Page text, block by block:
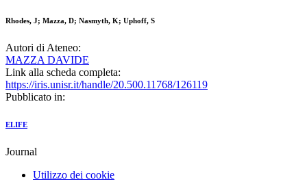
Rhodes, J; Mazza, D; Nasmyth, K; Uphoff, S
Autori di Ateneo:
MAZZA DAVIDE
Link alla scheda completa:
https://iris.unisr.it/handle/20.500.11768/126119
Pubblicato in:
ELIFE
Journal
Utilizzo dei cookie